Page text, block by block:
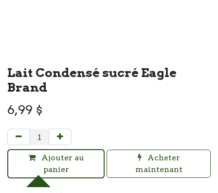
Lait Condensé sucré Eagle
Brand
6,99 $
Ajouter au
panier
Acheter
maintenant